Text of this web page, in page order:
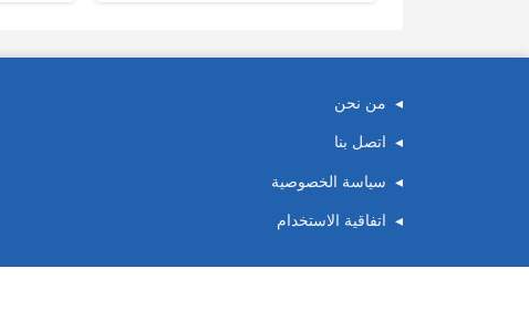
من نحن
اتصل بنا
سياسة الخصوصية
اتفاقية الاستخدام